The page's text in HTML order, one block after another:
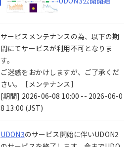
サービスメンテナンスの為、以下の期
間にてサービスが利用不可となりま
す。
ご迷惑をおかけしますが、ご了承くだ
さい。［メンテナンス］
[期間] 2026-06-08 10:00 -- 2026-06-0
8 13:00 (JST)
UDON3のサービス開始に伴いUDON2